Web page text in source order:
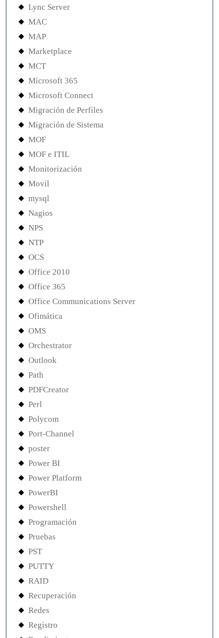
Lync Server
MAC
MAP
Marketplace
MCT
Microsoft 365
Microsoft Connect
Migración de Perfiles
Migración de Sistema
MOF
MOF e ITIL
Monitorización
Movil
mysql
Nagios
NPS
NTP
OCS
Office 2010
Office 365
Office Communications Server
Ofimática
OMS
Orchestrator
Outlook
Path
PDFCreator
Perl
Polycom
Port-Channel
poster
Power BI
Power Platform
PowerBI
Powershell
Programación
Pruebas
PST
PUTTY
RAID
Recuperación
Redes
Registro